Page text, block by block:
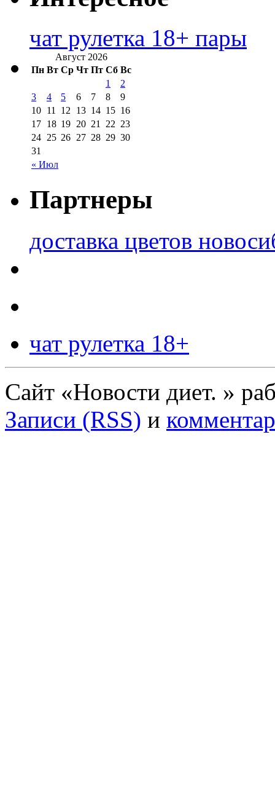
чат рулетка 18+ пары
Август 2026
Пн Вт Ср Чт Пт Сб Вс
« Июл
1
2
3
4 5 6 7 8
9
10 11 12 13 14 15 16
17 18 19 20 21 22 23
24 25 26 27 28 29 30
31
Партнеры
доставка цветов
чат рулетка 18+
Сайт «Новости диет. »
Записи (RSS) и